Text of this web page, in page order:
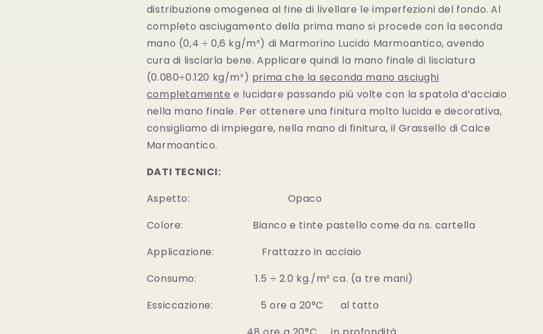
distribuzione omogenea al fine di livellare le imperfezioni del fondo. Al
completo asciugamento della prima mano si procede con la seconda
mano (0,4 ÷ 0,6 kg/m²) di Marmorino Lucido Marmoantico, avendo
cura di lisciarla bene. Applicare quindi la mano finale di lisciatura
(0.080÷0.120 kg/m²) prima che la seconda mano asciughi
completamente e lucidare passando più volte con la spatola d’acciaio
nella mano finale. Per ottenere una finitura molto lucida e decorativa,
consigliamo di impiegare, nella mano di finitura, il Grassello di Calce
Marmoantico.
DATI TECNICI:
Aspetto: Opaco
Colore: Bianco e tinte pastello come da ns. cartella
Applicazione: Frattazzo in acciaio
Consumo: 1.5 ÷ 2.0 kg./m² ca. (a tre mani)
Essiccazione: 5 ore a 20°C al tatto